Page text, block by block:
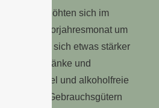
erhöhten sich im
dem Vorjahresmonat um
verteuerten sich etwas stärker
Getränke und
und alkoholfreie
von Gebrauchsgütern